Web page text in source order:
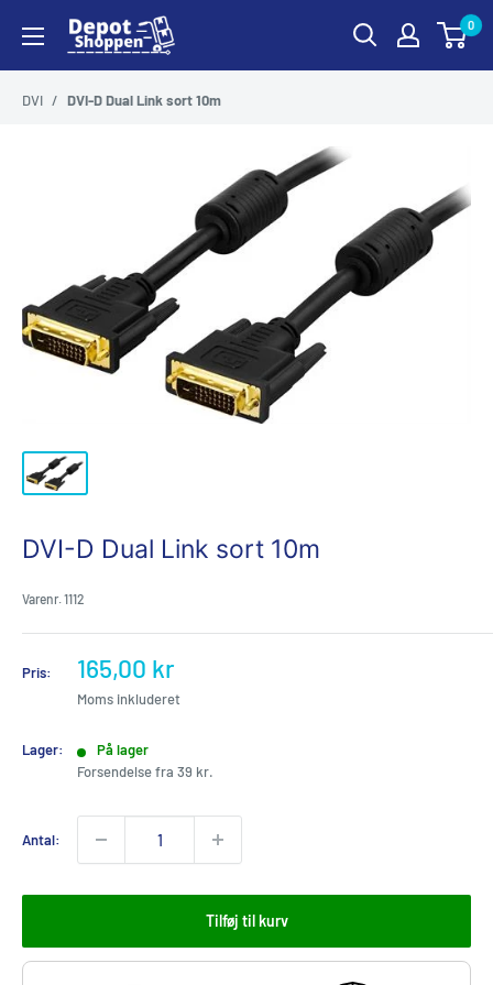
DepotShoppen 0
DVI / DVI-D Dual Link sort 10m
DVI-D Dual Link sort 10m
Varenr.1112
Pris: Udsalgspris
165,00 kr
Moms inkluderet
Lager:
På lager
Forsendelse fra 39 kr.
Antal:
Tilføj til kurv